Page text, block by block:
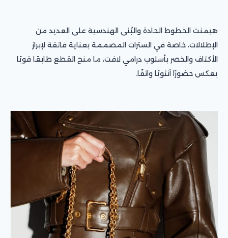
هيمنت الخطوط الحادة والبُنى الهندسية على العديد من
الإطلالات، خاصة في السترات المصممة بعناية فائقة لإبراز
الأكتاف والخصر بأسلوب درامي لافت، ما منح القطع طابعًا قويًا
يعكس حضورًا أنثويًا واثقًا.